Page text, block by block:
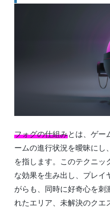
フォグの仕組みとは、ゲー
ームの進行状況を曖昧にし
を指します。このテクニッ
な効果を生み出し、プレイ
がらも、同時に好奇心を刺
れたエリア、未解決のクエ